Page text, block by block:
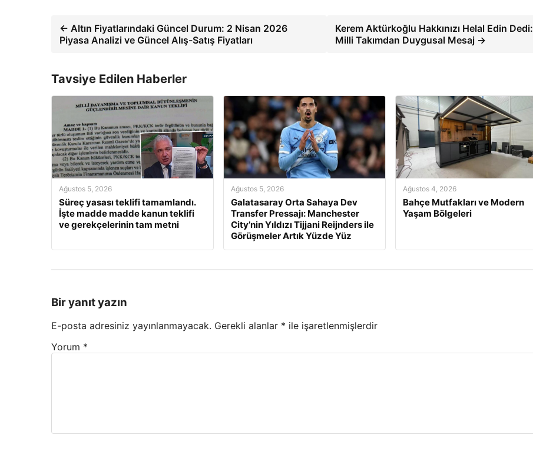
← Altın Fiyatlarındaki Güncel Durum: 2 Nisan 2026
Piyasa Analizi ve Güncel Alış-Satış Fiyatları
Kerem Aktürkoğlu Hakkınızı Helal Edin Dedi:
Milli Takımdan Duygusal Mesaj →
Tavsiye Edilen Haberler
Ağustos 5, 2026
Süreç yasası teklifi tamamlandı.
İşte madde madde kanun teklifi
ve gerekçelerinin tam metni
Ağustos 5, 2026
Galatasaray Orta Sahaya Dev
Transfer Pressajı: Manchester
City’nin Yıldızı Tijjani Reijnders ile
Görüşmeler Artık Yüzde Yüz
Ağustos 4, 2026
Bahçe Mutfakları ve Modern
Yaşam Bölgeleri
Bir yanıt yazın
E-posta adresiniz yayınlanmayacak. Gerekli alanlar * ile işaretlenmişlerdir
Yorum *